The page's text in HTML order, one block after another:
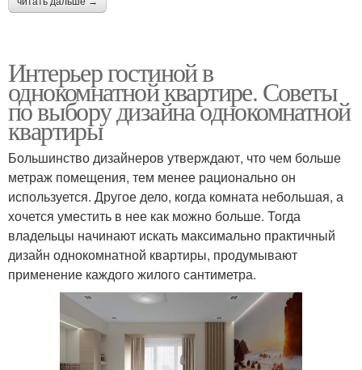
Интерьер гостиной в
однокомнатной квартире. Советы
по выбору дизайна однокомнатной
квартиры
Большинство дизайнеров утверждают, что чем больше
метраж помещения, тем менее рационально он
используется. Другое дело, когда комната небольшая, а
хочется уместить в нее как можно больше. Тогда
владельцы начинают искать максимально практичный
дизайн однокомнатной квартиры, продумывают
применение каждого жилого сантиметра.